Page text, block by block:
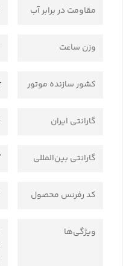
مقاومت در برابر آب
وزن ساعت
کشور سازنده موتور
گارانتی ایران
گارانتی بین‌المللی
کد رفرنس محصول
ویژگی‌ها